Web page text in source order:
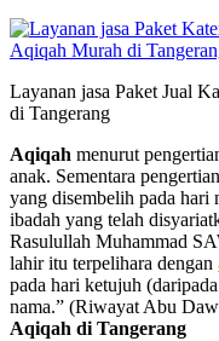
Layanan jasa Paket Jual
di Tangerang
Aqiqah menurut
anak. Sementara pengertian
yang disembelih pada hari
ibadah yang telah
Rasulullah Muhammad
lahir itu terpelihara dengan
pada hari ketujuh
nama.” (Riwayat Abu
Aqiqah di Tangerang